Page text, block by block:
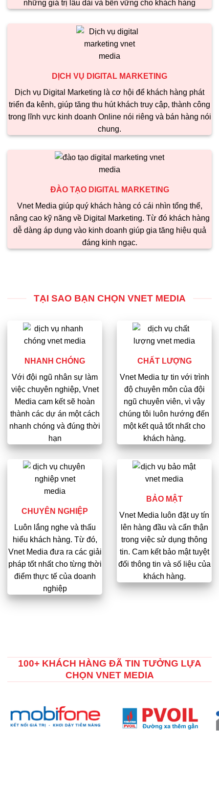
những giá trị lâu dài và bền vững cho khách hàng
DỊCH VỤ DIGITAL MARKETING
Dịch vụ Digital Marketing là cơ hội để khách hàng phát
triển đa kênh, giúp tăng thu hút khách truy cập, thành công
trong lĩnh vực kinh doanh Online nói riêng và bán hàng nói
chung.
ĐÀO TẠO DIGITAL MARKETING
Vnet Media giúp quý khách hàng có cái nhìn tổng thể,
nâng cao kỹ năng về Digital Marketing. Từ đó khách hàng
dễ dàng áp dụng vào kinh doanh giúp gia tăng hiệu quả
đáng kinh ngạc.
TẠI SAO BẠN CHỌN VNET MEDIA
NHANH CHÓNG
Với đội ngũ nhân sự làm
việc chuyên nghiệp, Vnet
Media cam kết sẽ hoàn
thành các dự án một cách
nhanh chóng và đúng thời
hạn
CHẤT LƯỢNG
Vnet Media tự tin với trình
độ chuyên môn của đội
ngũ chuyên viên, vì vậy
chúng tôi luôn hướng đến
một kết quả tốt nhất cho
khách hàng.
CHUYÊN NGHIỆP
Luôn lắng nghe và thấu
hiểu khách hàng. Từ đó,
Vnet Media đưa ra các giải
pháp tốt nhất cho từng thời
điểm thực tế của doanh
nghiệp
BẢO MẬT
Vnet Media luôn đặt uy tín
lên hàng đầu và cẩn thận
trong việc sử dụng thông
tin. Cam kết bảo mật tuyệt
đối thông tin và số liệu của
khách hàng.
100+ KHÁCH HÀNG ĐÃ TIN TƯỞNG LỰA
CHỌN VNET MEDIA